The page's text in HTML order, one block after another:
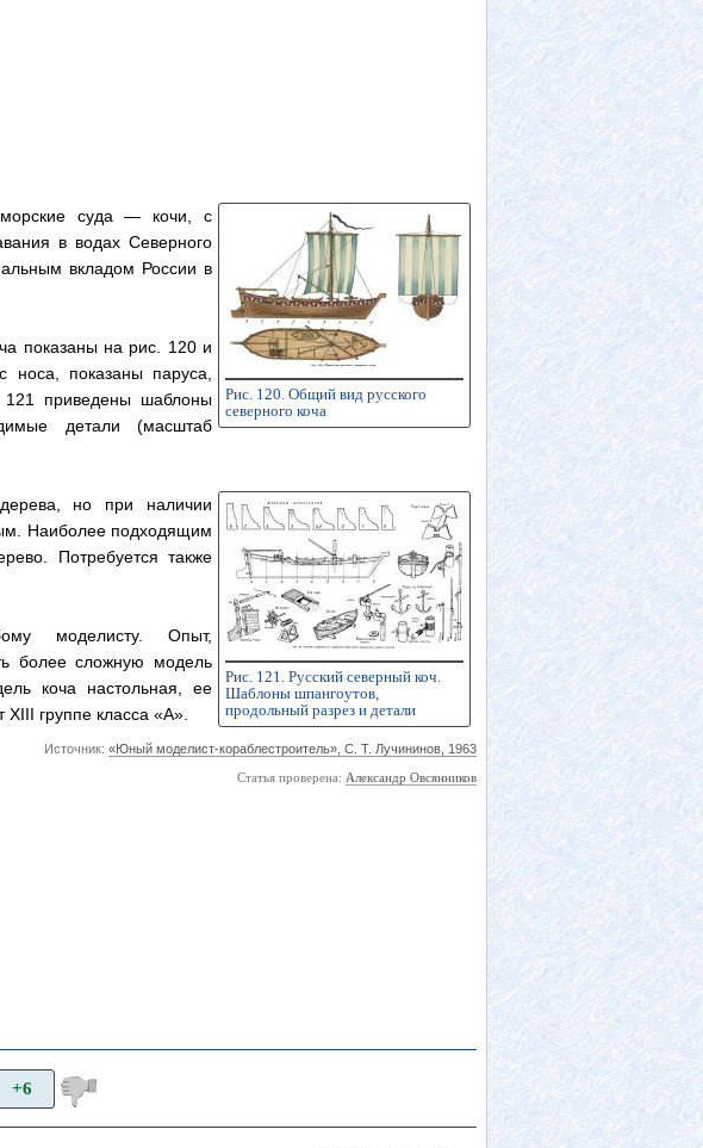
Рис. 120. Общий вид русского
северного коча
суда — кочи, с
в водах Северного
вкладом России в
показаны на рис. 120 и
показаны паруса,
приведены шаблоны
детали (масштаб
Рис. 121. Русский северный коч.
Шаблоны шпангоутов,
продольный разрез и детали
но при наличии
Наиболее подходящим
Потребуется также
моделисту. Опыт,
более сложную модель
коча настольная, ее
группе класса «А».
Источник: «Юный моделист-кораблестроитель», С. Т. Лучининов, 1963
Статья проверена: Александр Овсянников
+6